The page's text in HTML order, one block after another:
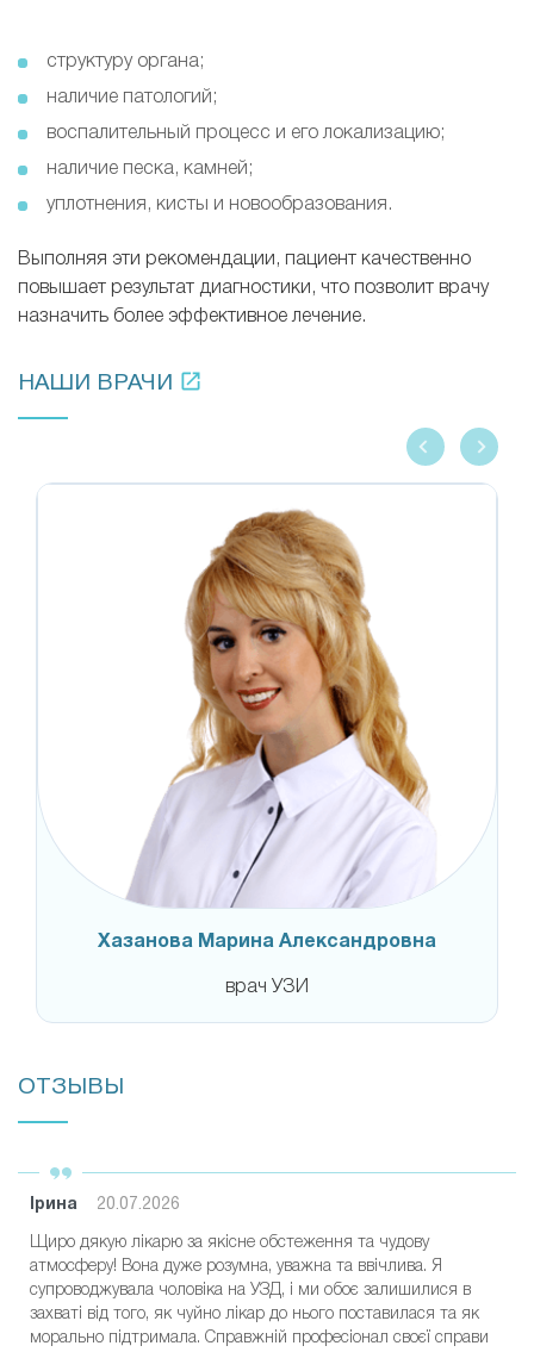
структуру органа;
наличие патологий;
воспалительный процесс и его локализацию;
наличие песка, камней;
уплотнения, кисты и новообразования.
Выполняя эти рекомендации, пациент качественно
повышает результат диагностики, что позволит врачу
назначить более эффективное лечение.
НАШИ ВРАЧИ
Хазанова Марина Александровна
врач УЗИ
ОТЗЫВЫ
Ірина 20.07.2026
Щиро дякую лікарю за якісне обстеження та чудову
атмосферу! Вона дуже розумна, уважна та ввічлива. Я
супроводжувала чоловіка на УЗД, і ми обоє залишилися в
захваті від того, як чуйно лікар до нього поставилася та як
морально підтримала. Справжній професіонал своєї справи